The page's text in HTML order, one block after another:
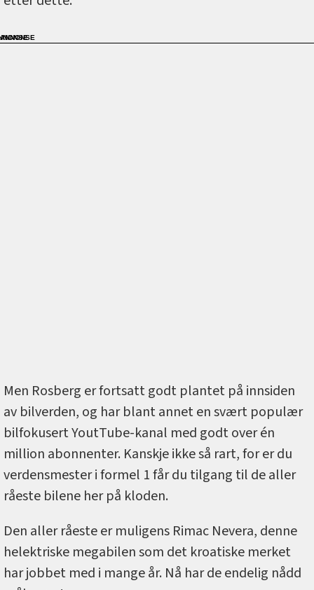
Men Rosberg er fortsatt godt plantet på innsiden
av bilverden, og har blant annet en svært populær
bilfokusert YoutTube-kanal med godt over én
million abonnenter. Kanskje ikke så rart, for er du
verdensmester i formel 1 får du tilgang til de aller
råeste bilene her på kloden.
Den aller råeste er muligens Rimac Nevera, denne
helektriske megabilen som det kroatiske merket
har jobbet med i mange år. Nå har de endelig nådd